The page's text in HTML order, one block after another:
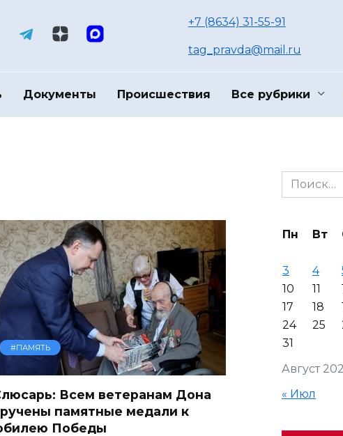
+7 (8634) 31-55-91
tag_pravda@mail.ru
Документы Происшествия Все рубрики
#ПАМЯТЬ
Всем ветеранам Дона
памятные медали к
Победы
Search
for:
Август
Пн Вт
3
4
10
11
17
18
24
25
31
« Июл